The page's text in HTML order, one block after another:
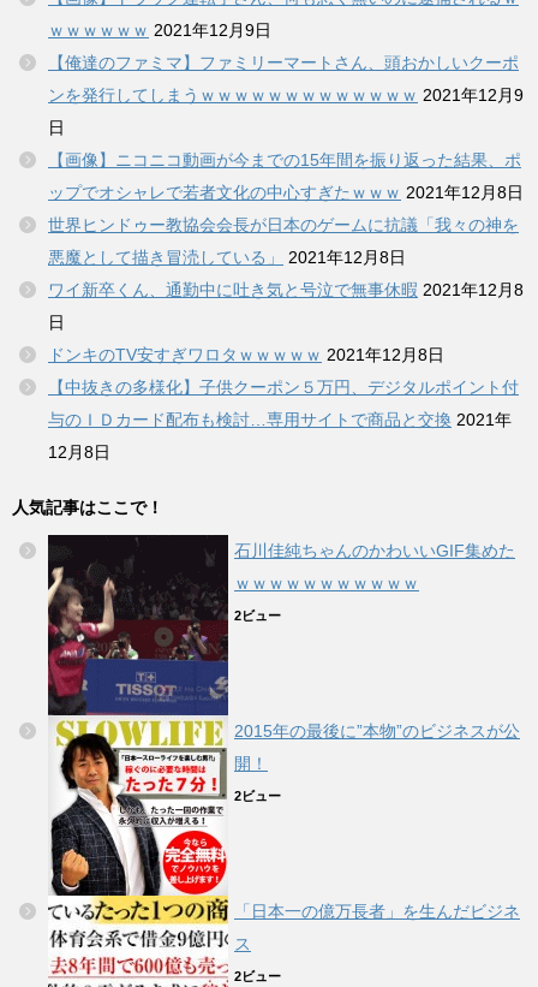
ｗｗｗｗｗｗ 2021年12月9日
【俺達のファミマ】ファミリーマートさん、頭おかしいクーポ
ンを発行してしまうｗｗｗｗｗｗｗｗｗｗｗｗｗ 2021年12月9
日
【画像】ニコニコ動画が今までの15年間を振り返った結果、ポ
ップでオシャレで若者文化の中心すぎたｗｗｗ 2021年12月8日
世界ヒンドゥー教協会会長が日本のゲームに抗議「我々の神を
悪魔として描き冒涜している」
2021年12月8日
ワイ新卒くん、通勤中に吐き気と号泣で無事休暇 2021年12月8
日
ドンキのTV安すぎワロタｗｗｗｗｗ 2021年12月8日
【中抜きの多様化】子供クーポン５万円、デジタルポイント付
与のＩＤカード配布も検討…専用サイトで商品と交換 2021年
12月8日
人気記事はここで！
石川佳純ちゃんのかわいいGIF集めた
ｗｗｗｗｗｗｗｗｗｗｗ
2ビュー
2015年の最後に”本物”のビジネスが公
開！
2ビュー
「日本一の億万長者」を生んだビジネ
ス
2ビュー